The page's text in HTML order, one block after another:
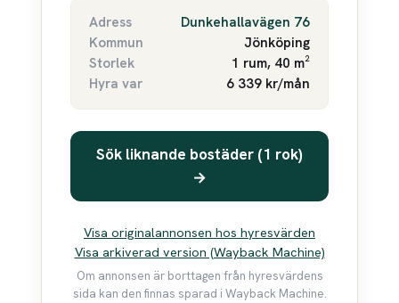
Adress
Dunkehallavägen 76
Kommun
Jönköping
Storlek
1 rum, 40 m²
Hyra var
6 339 kr/mån
Sök liknande bostäder (1 rok)
→
Visa originalannonsen hos hyresvärden
Visa arkiverad version (Wayback Machine)
Om annonsen är borttagen från hyresvärdens
sida kan den finnas sparad i Wayback Machine.